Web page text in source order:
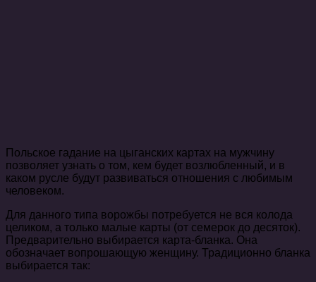
Польское гадание на цыганских картах на мужчину
позволяет узнать о том, кем будет возлюбленный, и в
каком русле будут развиваться отношения с любимым
человеком.
Для данного типа ворожбы потребуется не вся колода
целиком, а только малые карты (от семерок до десяток).
Предварительно выбирается карта-бланка. Она
обозначает вопрошающую женщину. Традиционно бланка
выбирается так: